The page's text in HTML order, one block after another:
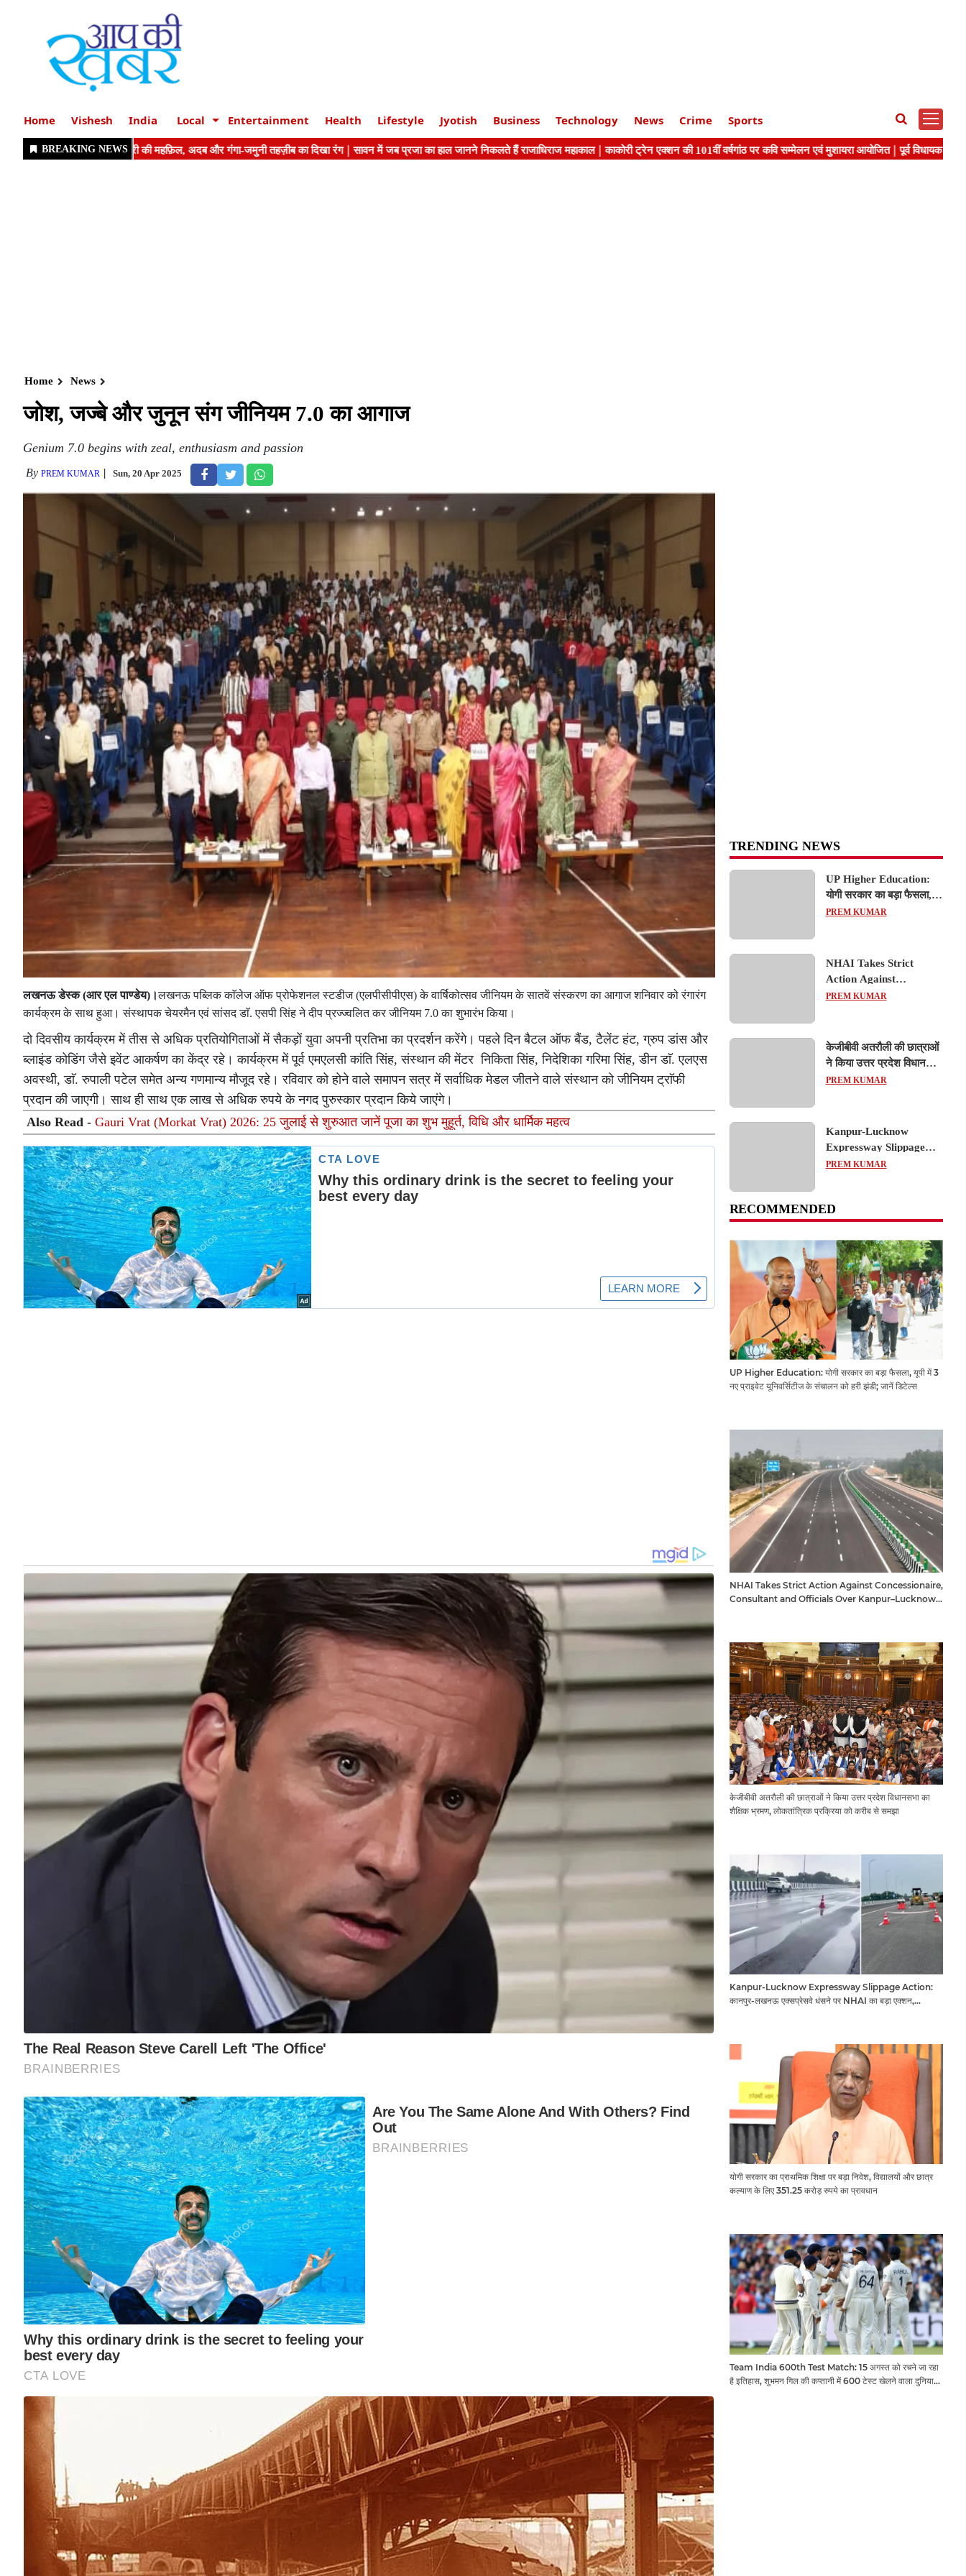
Home Vishesh India Local Entertainment Health Lifestyle Jyotish Business Technology News Crime Sports
Home News
जोश, जज्बे और जुनून संग जीनियम 7.0 का आगाज
Genium 7.0 begins with zeal, enthusiasm and passion
By PREM KUMAR Sun, 20 Apr 2025
लखनऊ डेस्क (आर एल पाण्डेय)।लखनऊ पब्लिक काॅलेज ऑफ प्रोफेशनल स्टडीज (एलपीसीपीएस) के वार्षिकोत्सव जीनियम के सातवें संस्करण का आगाज शनिवार को रंगारंग
कार्यक्रम के साथ हुआ। संस्थापक चेयरमैन एवं सांसद डाॅ. एसपी सिंह ने दीप प्रज्ज्वलित कर जीनियम 7.0 का शुभारंभ किया।
दो दिवसीय कार्यक्रम में तीस से अधिक प्रतियोगिताओं में सैकड़ों युवा अपनी प्रतिभा का प्रदर्शन करेंगे। पहले दिन बैटल ऑफ बैंड, टैलेंट हंट, ग्रुप डांस और
ब्लाइंड कोडिंग जैसे इवेंट आकर्षण का केंद्र रहे। कार्यक्रम में पूर्व एमएलसी कांति सिंह, संस्थान की मेंटर निकिता सिंह, निदेशिका गरिमा सिंह, डीन डाॅ. एलएस
अवस्थी, डाॅ. रुपाली पटेल समेत अन्य गणमान्य मौजूद रहे। रविवार को होने वाले समापन सत्र में सर्वाधिक मेडल जीतने वाले संस्थान को जीनियम ट्राॅफी
प्रदान की जाएगी। साथ ही साथ एक लाख से अधिक रुपये के नगद पुरुस्कार प्रदान किये जाएंगे।
Also Read - Gauri Vrat (Morkat Vrat) 2026: 25 जुलाई से शुरुआत जानें पूजा का शुभ मुहूर्त, विधि और धार्मिक महत्व
TRENDING NEWS
UP Higher Education:
योगी सरकार का बड़ा फैसला,
यूपी में 3 नए प्राइवेट
PREM KUMAR
NHAI Takes Strict
Action Against
Concessionaire,
Expressway Issues
PREM KUMAR
केजीबीवी अतरौली की छात्राओं
ने किया उत्तर प्रदेश विधानसभा
का शैक्षिक भ्रमण, लोकतांत्रिक
PREM KUMAR
Kanpur-Lucknow
Expressway Slippage
Action: कानपुर-लखनऊ
और कंपनियों पर गिरी गाज,
PREM KUMAR
RECOMMENDED
UP Higher Education: योगी सरकार का बड़ा फैसला, यूपी में 3
नए प्राइवेट यूनिवर्सिटीज के संचालन को हरी झंडी; जानें डिटेल्स
NHAI Takes Strict Action Against Concessionaire,
Consultant and Officials Over Kanpur–Lucknow
केजीबीवी अतरौली की छात्राओं ने किया उत्तर प्रदेश विधानसभा का
शैक्षिक भ्रमण, लोकतांत्रिक प्रक्रिया को करीब से समझा
Kanpur-Lucknow Expressway Slippage Action:
कानपुर-लखनऊ एक्सप्रेसवे धंसने पर NHAI का बड़ा एक्शन,
योगी सरकार का प्राथमिक शिक्षा पर बड़ा निवेश, विद्यालयों और छात्र
कल्याण के लिए 351.25 करोड़ रुपये का प्रावधान
Team India 600th Test Match: 15 अगस्त को रचने जा रहा
है इतिहास, शुभमन गिल की कप्तानी में 600 टेस्ट खेलने वाला दुनिया